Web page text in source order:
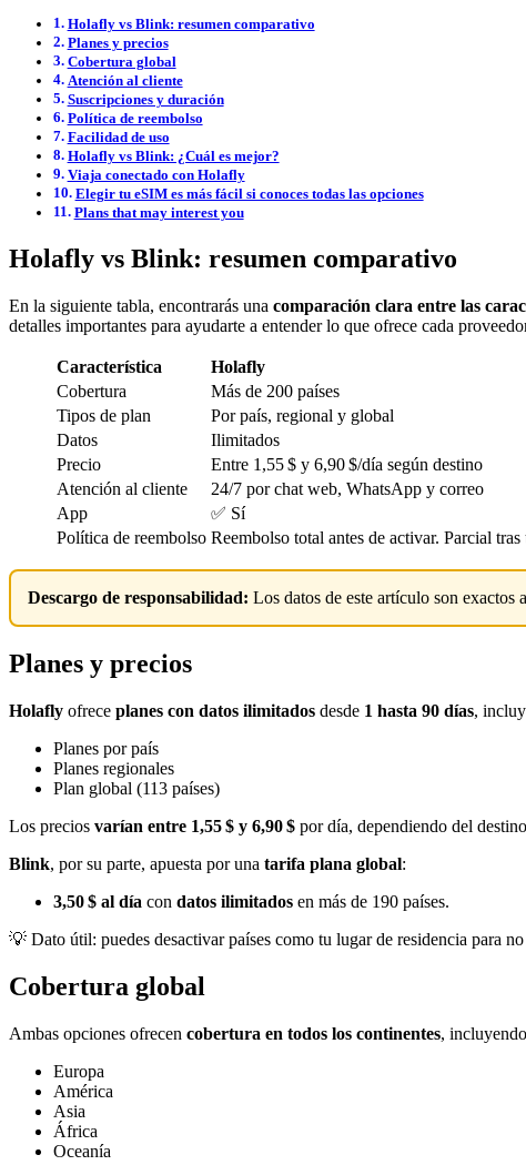
Holafly vs Blink: resumen comparativo
Planes y precios
Cobertura global
Atención al cliente
Suscripciones y duración
Política de reembolso
Facilidad de uso
Holafly vs Blink: ¿Cuál es mejor?
Viaja conectado con Holafly
Elegir tu eSIM es más fácil si conoces todas las opciones
Plans that may interest you
Holafly vs Blink: resumen comparativo
En la siguiente tabla, encontrarás una comparación clara entre las
detalles importantes para ayudarte a entender lo que ofrece cada
Característica Holafly
Cobertura
Más de 200 países
Tipos de plan
Por país, regional y global
Datos
Ilimitados
Precio
Entre 1,55 $ y 6,90 $/día según destino
Atención al cliente
24/7 por chat web, WhatsApp y correo
App
✅ Sí
Política de reembolso Reembolso total antes de activar. Parcial tras
Descargo de responsabilidad: Los datos de este artículo son exactos
Planes y precios
Holafly ofrece planes con datos ilimitados desde 1 hasta 90 días,
Planes por país
Planes regionales
Plan global (113 países)
Los precios varían entre 1,55 $ y 6,90 $ por día, dependiendo del
Blink, por su parte, apuesta por una tarifa plana global:
3,50 $ al día con datos ilimitados en más de 190 países.
💡 Dato útil: puedes desactivar países como tu lugar de residencia para
Cobertura global
Ambas opciones ofrecen cobertura en todos los continentes,
Europa
América
Asia
África
Oceanía